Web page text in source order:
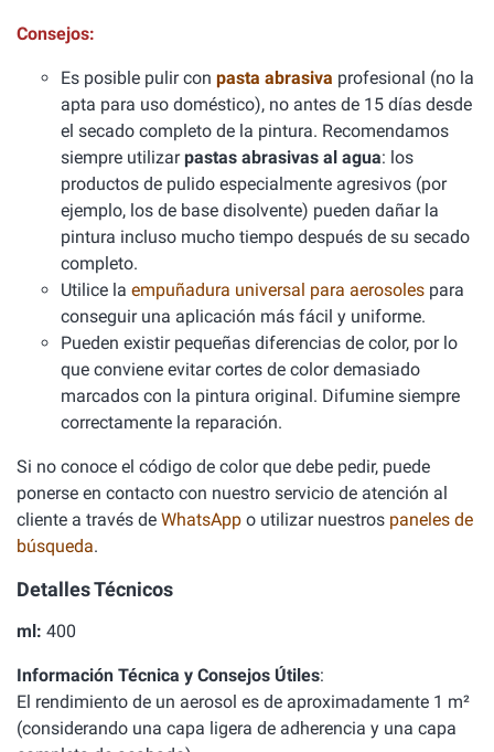
Consejos:
Es posible pulir con pasta abrasiva profesional (no la
apta para uso doméstico), no antes de 15 días desde
el secado completo de la pintura. Recomendamos
siempre utilizarpastas abrasivas al agua: los
productos de pulido especialmente agresivos (por
ejemplo, los de base disolvente) pueden dañar la
pintura incluso mucho tiempo después de su secado
completo.
Utilice la empuñadura universal para aerosoles para
conseguir una aplicación más fácil y uniforme.
Pueden existir pequeñas diferencias de color, por lo
que conviene evitar cortes de color demasiado
marcados con la pintura original. Difumine siempre
correctamente la reparación.
Si no conoce el código de color que debe pedir, puede
ponerse en contacto con nuestro servicio de atención al
cliente a través de WhatsApp o utilizar nuestros paneles de
búsqueda.
Detalles Técnicos
ml: 400
Información Técnica y Consejos Útiles:
El rendimiento de un aerosol es de aproximadamente 1 m²
(considerando una capa ligera de adherencia y una capa